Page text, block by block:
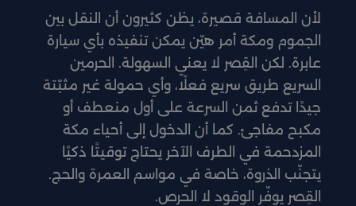
لأن المسافة قصيرة، يظن كثيرون أن النقل بين
الجموم ومكة أمر هيّن يمكن تنفيذه بأي سيارة
عابرة. لكن القِصر لا يعني السهولة. الحرمين
السريع طريق سريع فعلًا، وأي حمولة غير مثبّتة
جيدًا تدفع ثمن السرعة على أول منعطف أو
مكبح مفاجئ. كما أن الدخول إلى أحياء مكة
المزدحمة في الطرف الآخر يحتاج توقيتًا ذكيًا
يتجنّب الذروة، خاصة في مواسم العمرة والحج.
القِصر يوفّر الوقود لا الحرص.